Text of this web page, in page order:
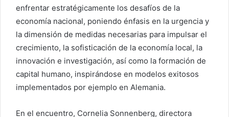
enfrentar estratégicamente los desafíos de la
economía nacional, poniendo énfasis en la urgencia y
la dimensión de medidas necesarias para impulsar el
crecimiento, la sofisticación de la economía local, la
innovación e investigación, así como la formación de
capital humano, inspirándose en modelos exitosos
implementados por ejemplo en Alemania.
En el encuentro, Cornelia Sonnenberg, directora